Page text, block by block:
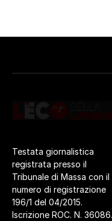
Testata giornalistica
registrata presso il
Tribunale di Massa con il
numero di registrazione
196/1 del 04/2015.
Iscrizione ROC. N. 36086.